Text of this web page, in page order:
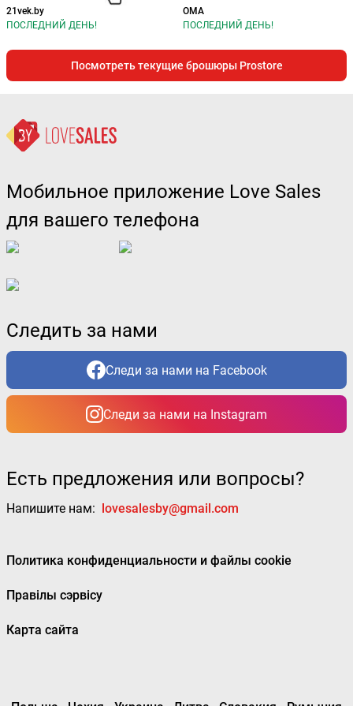
21vek.by
ПОСЛЕДНИЙ ДЕНЬ!
ОМА
ПОСЛЕДНИЙ ДЕНЬ!
Посмотреть текущие брошюры Prostore
Мобильное приложение Love Sales
для вашего телефона
Следить за нами
Следи за нами на Facebook
Следи за нами на Instagram
Есть предложения или вопросы?
Напишите нам: lovesalesby@gmail.com
Политика конфиденциальности и файлы cookie
Правілы сэрвісу
Карта сайта